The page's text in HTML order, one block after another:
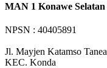
MAN 1 Konawe Selatan
NPSN : 40405891
Jl. Mayjen Katamso Tanea
KEC. Konda